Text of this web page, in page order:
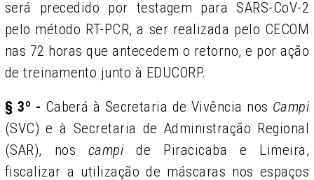
será precedido por testagem para SARS-CoV-2
pelo método RT-PCR, a ser realizada pelo CECOM
nas 72 horas que antecedem o retorno, e por ação
de treinamento junto à EDUCORP.
§ 3º - Caberá à Secretaria de Vivência nos Campi
(SVC) e à Secretaria de Administração Regional
(SAR), nos campide Piracicaba e Limeira,
fiscalizar a utilização de máscaras nos espaços